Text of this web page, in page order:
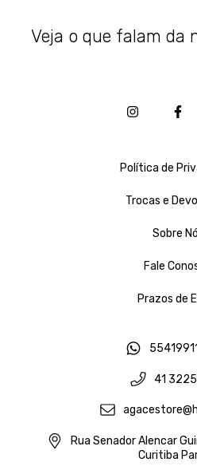
Veja o que falam da
Política de
Trocas e
Sobre
Fale
Prazos de
41
Rua Senador Alencar
Curitiba